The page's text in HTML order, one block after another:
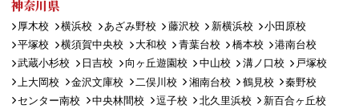
神奈川県
厚木校 横浜校 あざみ野校 藤沢校 新横浜校
小田原校
平塚校
横須賀中央校 大和校 青葉台校 橋本校
港南台校
武蔵小杉校
日吉校 向ヶ丘遊園校 中山校 溝ノ口校
戸塚校
上大岡校
金沢文庫校 二俣川校 湘南台校 鶴見校
秦野校
センター南校
中央林間校 逗子校 北久里浜校
新百合ヶ丘校